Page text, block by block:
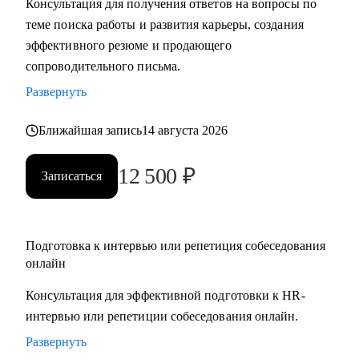
• Подготовлю вас к собеседованию и дам практические
рекомендации для успешного ведения сложных
в карьере, которая принесет вам максимальную
реализацию и доход
Разработаю быструю и эффективную стратегию поиска
новой работы
стали лучшим кандидатом в команде
• Разработаю личный пошаговый план (дорожную карту)
для быстрого и успешного перехода на новую, более
проверенные методики для преодоления выгорания и
Консультация для получения ответов на вопросы по
теме поиска работы и развития карьеры, создания
эффективного резюме и продающего
сопроводительного письма.
Развернуть
Ближайшая запись14 августа 2026
Записаться 12 500 ₽
Подготовка к интервью или репетиция собеседования
онлайн
Консультация для эффективной подготовки к HR-
интервью или репетиции собеседования онлайн.
Развернуть